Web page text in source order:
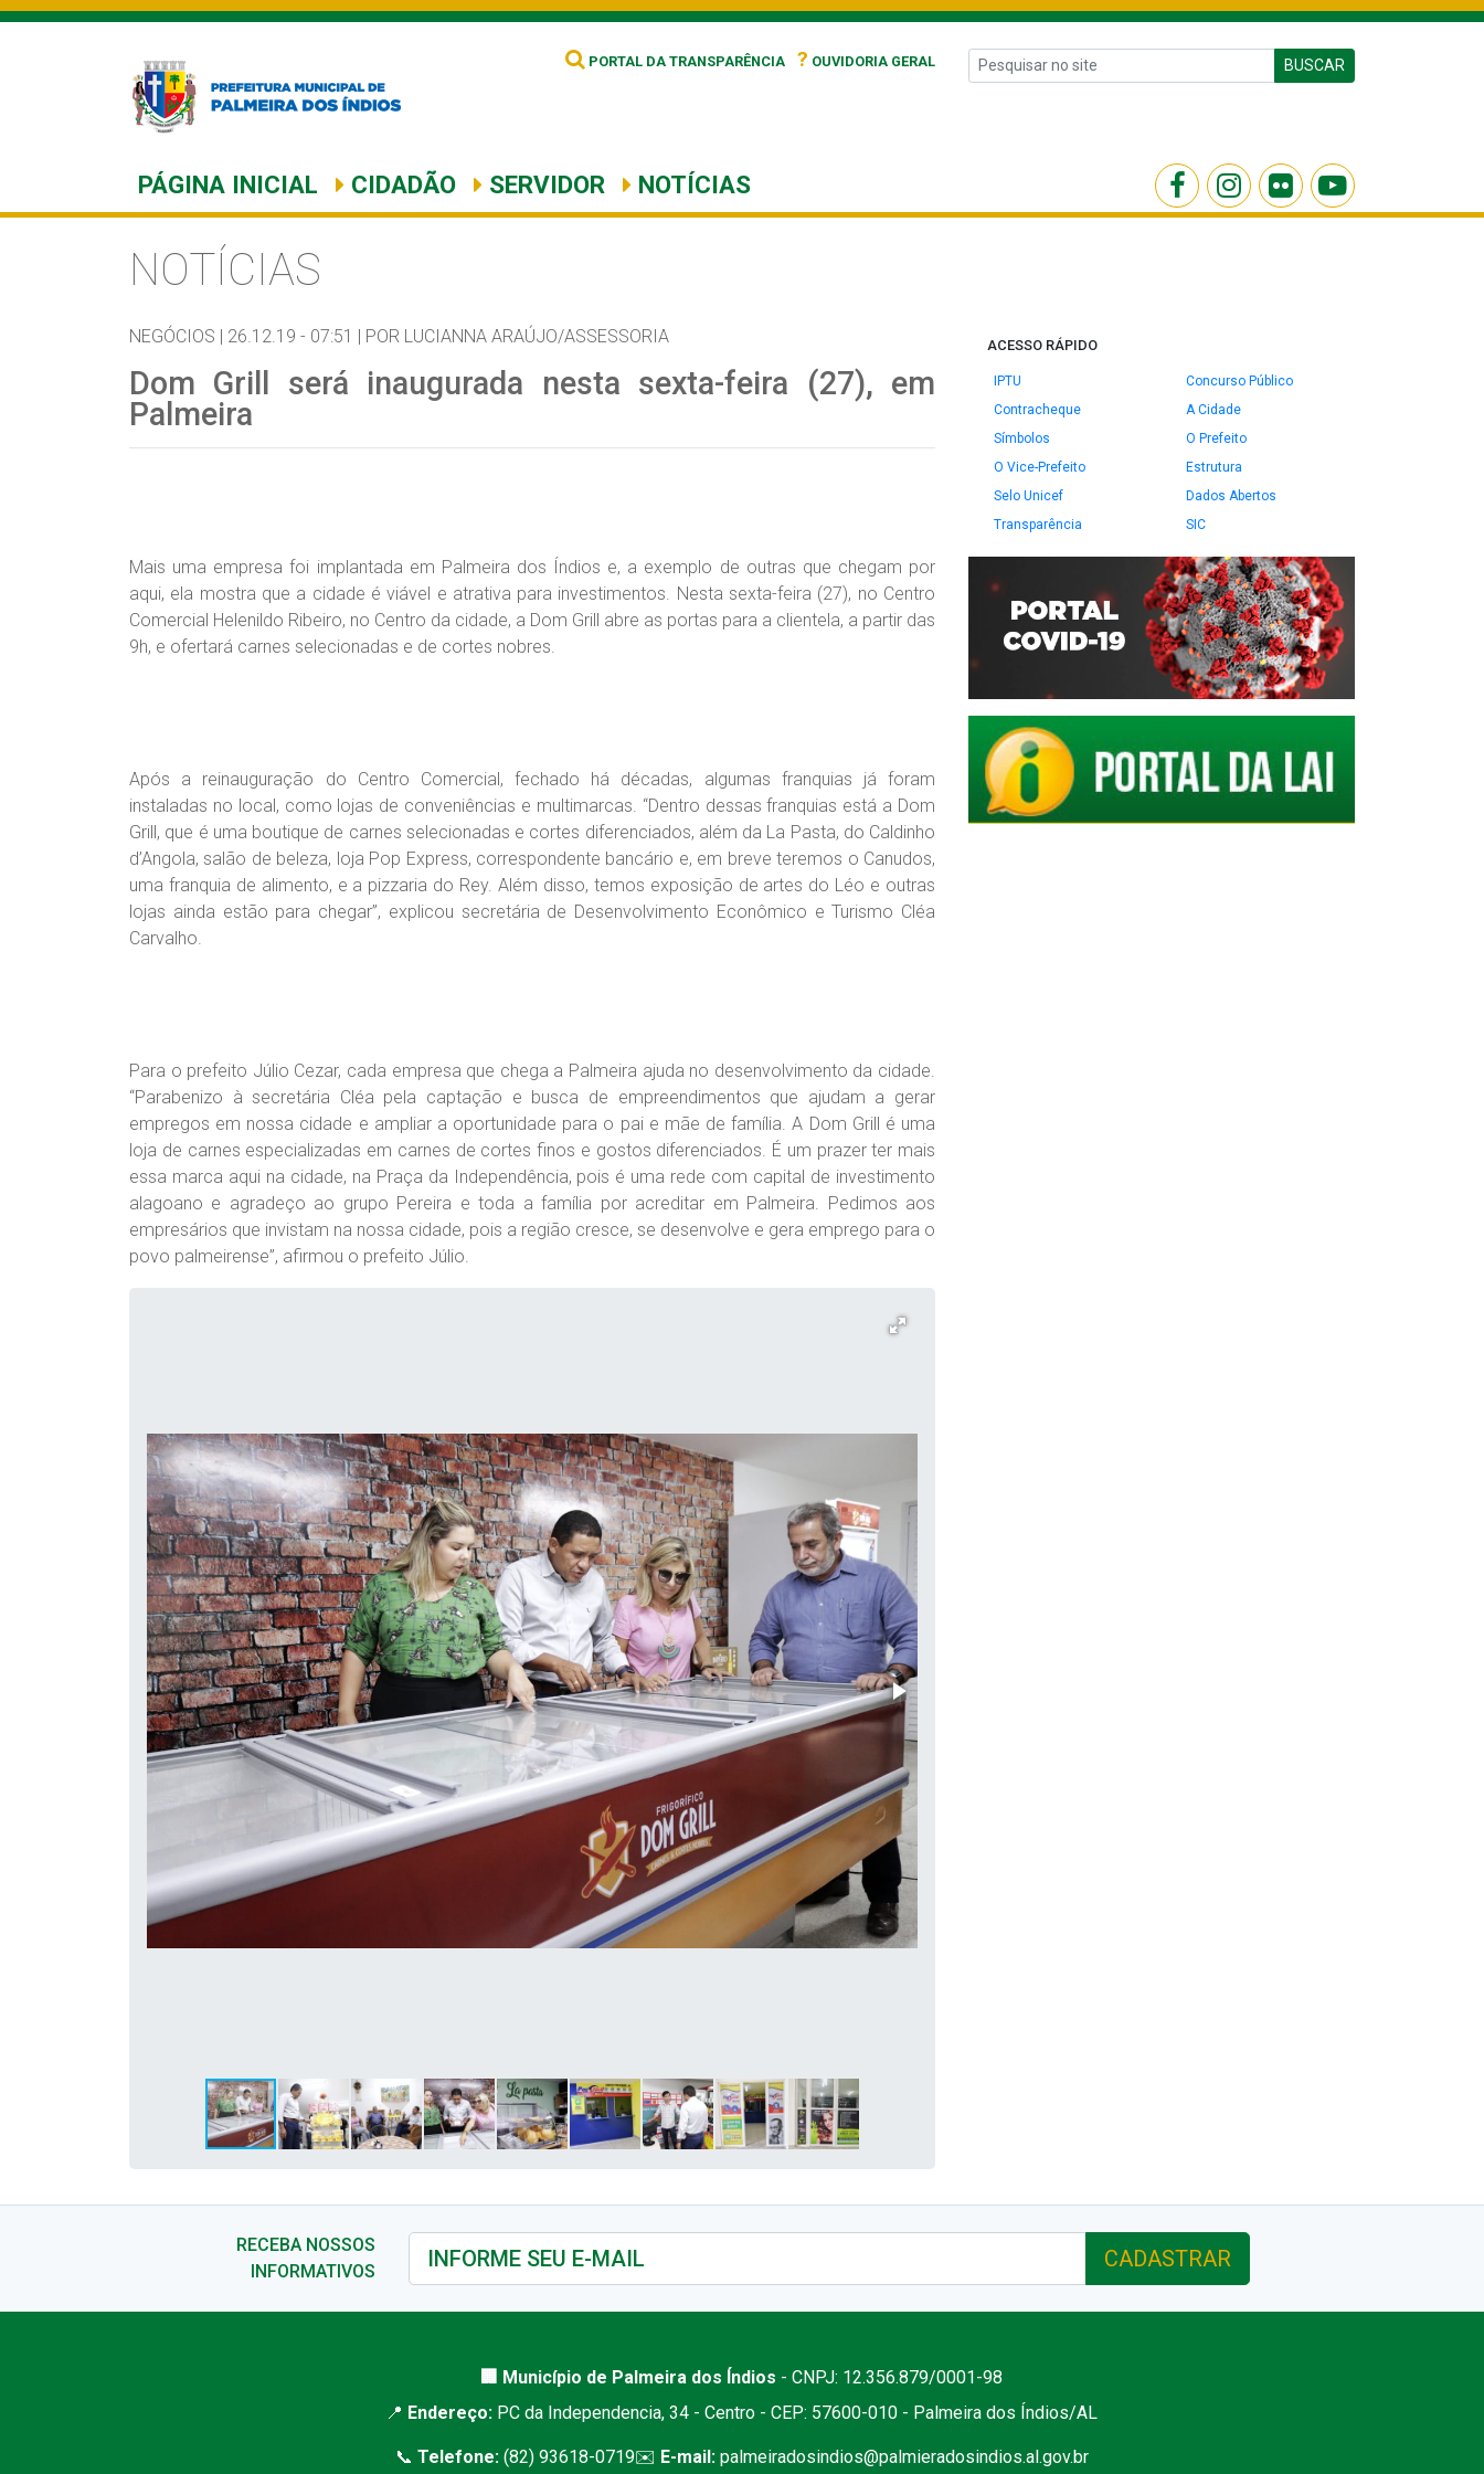
PORTAL DA TRANSPARÊNCIA ? OUVIDORIA GERAL BUSCAR
PÁGINA INICIAL CIDADÃO SERVIDOR NOTÍCIAS
NOTÍCIAS
NEGÓCIOS | 26.12.19 - 07:51 | POR LUCIANNA ARAÚJO/ASSESSORIA
Dom Grill será inaugurada nesta sexta-feira (27), em
Palmeira
Mais uma empresa foi implantada em Palmeira dos Índios e, a exemplo de outras que chegam por
aqui, ela mostra que a cidade é viável e atrativa para investimentos. Nesta sexta-feira (27), no Centro
Comercial Helenildo Ribeiro, no Centro da cidade, a Dom Grill abre as portas para a clientela, a partir das
9h, e ofertará carnes selecionadas e de cortes nobres.
Após a reinauguração do Centro Comercial, fechado há décadas, algumas franquias já foram
instaladas no local, como lojas de conveniências e multimarcas. “Dentro dessas franquias está a Dom
Grill, que é uma boutique de carnes selecionadas e cortes diferenciados, além da La Pasta, do Caldinho
d’Angola, salão de beleza, loja Pop Express, correspondente bancário e, em breve teremos o Canudos,
uma franquia de alimento, e a pizzaria do Rey. Além disso, temos exposição de artes do Léo e outras
lojas ainda estão para chegar”, explicou secretária de Desenvolvimento Econômico e Turismo Cléa
Carvalho.
Para o prefeito Júlio Cezar, cada empresa que chega a Palmeira ajuda no desenvolvimento da cidade.
“Parabenizo à secretária Cléa pela captação e busca de empreendimentos que ajudam a gerar
empregos em nossa cidade e ampliar a oportunidade para o pai e mãe de família. A Dom Grill é uma
loja de carnes especializadas em carnes de cortes finos e gostos diferenciados. É um prazer ter mais
essa marca aqui na cidade, na Praça da Independência, pois é uma rede com capital de investimento
alagoano e agradeço ao grupo Pereira e toda a família por acreditar em Palmeira. Pedimos aos
empresários que invistam na nossa cidade, pois a região cresce, se desenvolve e gera emprego para o
povo palmeirense”, afirmou o prefeito Júlio.
ACESSO RÁPIDO
IPTU
Concurso Público
Contracheque
A Cidade
Símbolos
O Prefeito
O Vice-Prefeito
Estrutura
Selo Unicef
Dados Abertos
Transparência
SIC
RECEBA NOSSOS
INFORMATIVOS
CADASTRAR
🏢 Município de Palmeira dos Índios - CNPJ: 12.356.879/0001-98
📍 Endereço: PC da Independencia, 34 - Centro - CEP: 57600-010 - Palmeira dos Índios/AL
📞 Telefone:(82) 93618-0719✉️ E-mail: palmeiradosindios@palmieradosindios.al.gov.br